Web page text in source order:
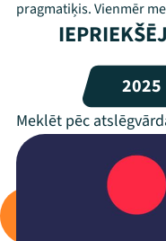
pragmatiķis. Vienmēr
2025